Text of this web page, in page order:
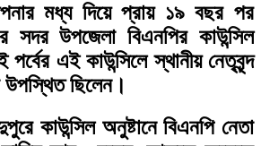
মধ্য দিয়ে প্রায় ১৯ বছর পর
সদর উপজেলা বিএনপির কাউন্সিল
এই কাউন্সিলে স্থানীয় নেতৃবৃন্দ
উপস্থিত ছিলেন।
কাউন্সিল অনুষ্টানে বিএনপি নেতা